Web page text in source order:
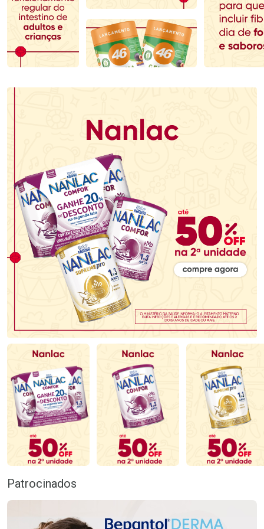
Comprar sem Desconto
Por R$ 110,99/cada
Comprar sem Desconto
Por R$ 110,99/cada
Comprar sem Desconto
Por R$ 70,79/cada
Comprar sem Desconto
Por R$ 70,79/cada
Patrocinados